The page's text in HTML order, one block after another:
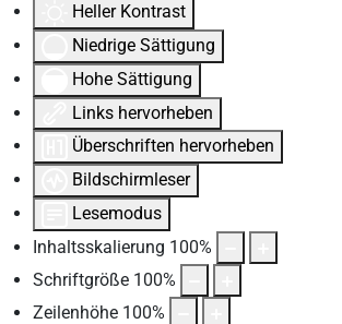
Heller Kontrast
Niedrige Sättigung
Hohe Sättigung
Links hervorheben
Überschriften hervorheben
Bildschirmleser
Lesemodus
Inhaltsskalierung 100%
Schriftgröße 100%
Zeilenhöhe 100%